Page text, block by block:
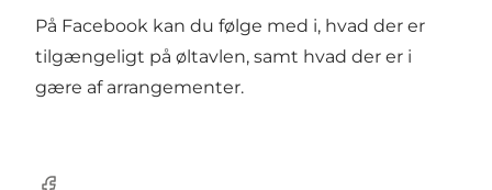
På Facebook kan du følge med i, hvad der er
tilgængeligt på øltavlen, samt hvad der er i
gære af arrangementer.